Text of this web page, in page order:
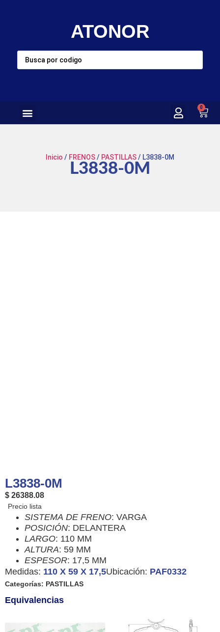
ATONOR
0
Inicio / FRENOS/ PASTILLAS/ L3838-0M
L3838-0M
L3838-0M
$ 26388.08
SISTEMA DE FRENO: VARGA
POSICIÓN: DELANTERA
LARGO: 110 MM
ALTURA: 59 MM
ESPESOR: 17,5 MM
Medidas: 110 X 59 X 17,5Ubicación: PAF0332
Categorías: PASTILLAS
Equivalencias